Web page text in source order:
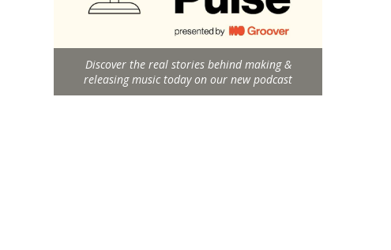
Discover the real stories behind making &
releasing music today on our new podcast